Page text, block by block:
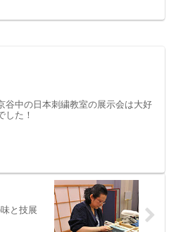
谷中の日本刺繍教室の展示会は大好
した！